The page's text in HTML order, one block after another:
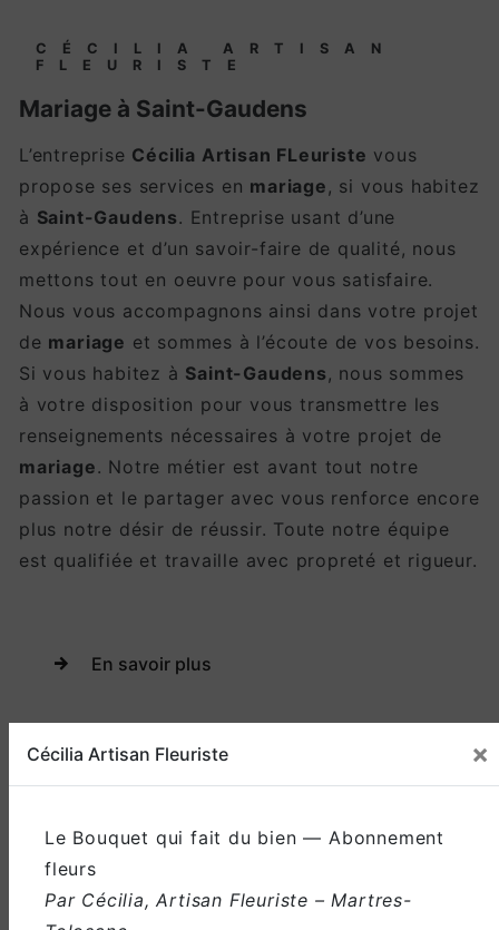
Cécilia Artisan Fleuriste ×
Le Bouquet qui fait du bien — Abonnement
fleurs
Par Cécilia, Artisan Fleuriste – Martres-
CÉCILIA ARTISAN
FLEURISTE
mariage à Saint-Gaudens
L’entreprise Cécilia Artisan FLeuriste vous
propose ses services en mariage, si vous habitez
à Saint-Gaudens. Entreprise usant d’une
expérience et d’un savoir-faire de qualité, nous
mettons tout en oeuvre pour vous satisfaire.
Nous vous accompagnons ainsi dans votre projet
de mariage et sommes à l’écoute de vos besoins.
Si vous habitez à Saint-Gaudens, nous sommes
à votre disposition pour vous transmettre les
renseignements nécessaires à votre projet de
mariage. Notre métier est avant tout notre
passion et le partager avec vous renforce encore
plus notre désir de réussir. Toute notre équipe
est qualifiée et travaille avec propreté et rigueur.
En savoir plus